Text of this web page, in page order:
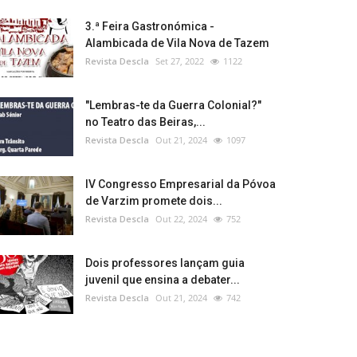
3.ª Feira Gastronómica -
Alambicada de Vila Nova de Tazem
Revista Descla Set 27, 2022 1122
"Lembras-te da Guerra Colonial?"
no Teatro das Beiras,...
Revista Descla Out 21, 2024 1097
IV Congresso Empresarial da Póvoa
de Varzim promete dois...
Revista Descla Out 22, 2024 752
Dois professores lançam guia
juvenil que ensina a debater...
Revista Descla Out 21, 2024 742